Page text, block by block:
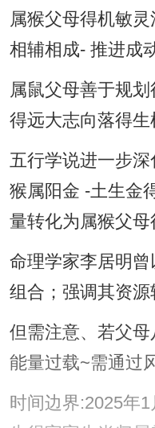
属猴父母得机敏
相辅相成- 推进成
属鼠父母善于规
得远大志向落得生
五行学说进一步深
猴属阳金 -土生金
量转化为属猴父母
命理学家李居明曾
组合；强调其资源
但需注意、若父
能量过载~需通过
时间边界:2025年